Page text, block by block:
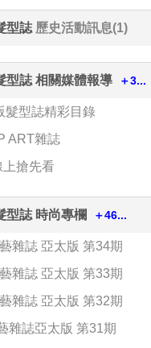
型誌 歷史活動訊息(1)
型誌 相關媒體報導 ＋3...
髮型誌精彩目錄
ART雜誌
上搶先看
型誌 時尚專欄 ＋46...
雜誌 亞太版 第34期
雜誌 亞太版 第33期
雜誌 亞太版 第32期
雜誌亞太版 第31期